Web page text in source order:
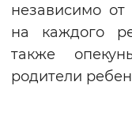
независимо от
на каждого
также
родители